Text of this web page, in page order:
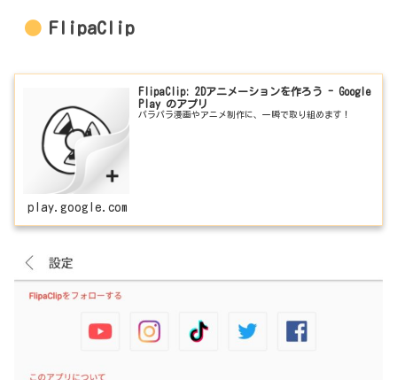
FlipaClip
FlipaClip: 2Dアニメーションを作ろう - Google
Play のアプリ
パラパラ漫画やアニメ制作に、一瞬で取り組めます！
play.google.com